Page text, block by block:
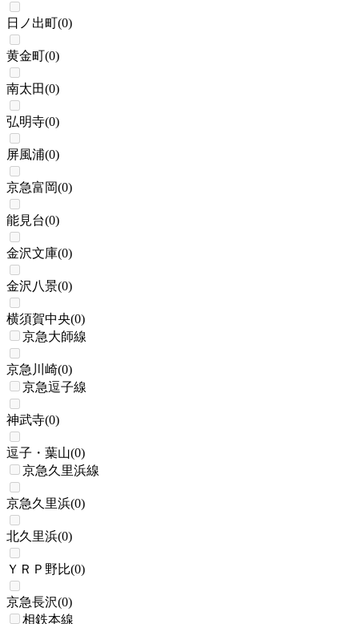
日ノ出町(0)
黄金町(0)
南太田(0)
弘明寺(0)
屏風浦(0)
京急富岡(0)
能見台(0)
金沢文庫(0)
金沢八景(0)
横須賀中央(0)
京急大師線
京急川崎(0)
京急逗子線
神武寺(0)
逗子・葉山(0)
京急久里浜線
京急久里浜(0)
北久里浜(0)
ＹＲＰ野比(0)
京急長沢(0)
相鉄本線